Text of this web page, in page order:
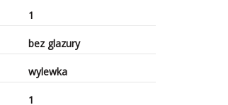
1
bez glazury
wylewka
1